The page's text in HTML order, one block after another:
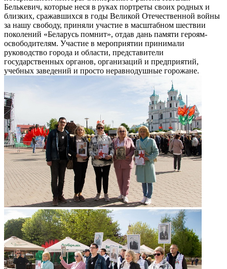
Белькевич, которые неся в руках портреты своих родных и
близких, сражавшихся в годы Великой Отечественной войны
за нашу свободу, приняли участие в масштабном шествии
поколений «Беларусь помнит», отдав дань памяти героям-
освободителям. Участие в мероприятии принимали
руководство города и области, представители
государственных органов, организаций и предприятий,
учебных заведений и просто неравнодушные горожане.